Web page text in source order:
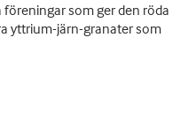
som ger den röda
yttrium-järn-granater som